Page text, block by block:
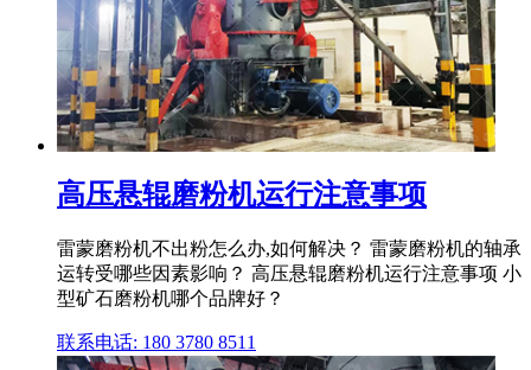
高压悬辊磨粉机运行注意事项
雷蒙磨粉机不出粉怎么办,如何解决？ 雷蒙磨粉机的轴承
运转受哪些因素影响？ 高压悬辊磨粉机运行注意事项 小
型矿石磨粉机哪个品牌好？
联系电话: 180 3780 8511